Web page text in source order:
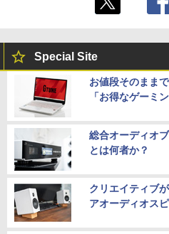
Special Site
お値段そのまま
「お得なゲーミ
総合オーディオ
とは何者か？
クリエイティブ
アオーディオス